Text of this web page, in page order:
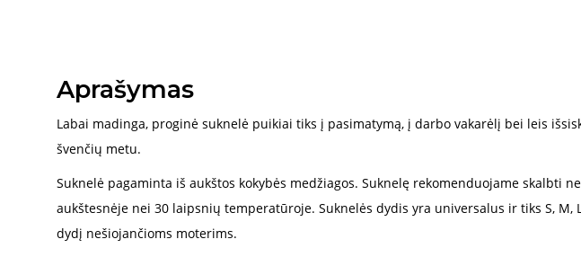
Aprašymas
Labai madinga, proginė suknelė puikiai tiks į pasimatymą, į darbo vakarėlį bei leis
švenčių metu.
Suknelė pagaminta iš aukštos kokybės medžiagos. Suknelę rekomenduojame skalbti ne
aukštesnėje nei 30 laipsnių temperatūroje. Suknelės dydis yra universalus ir tiks S, M,
dydį nešiojančioms moterims.